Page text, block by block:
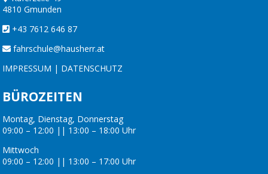
4810 Gmunden
+43 7612 646 87
fahrschule@hausherr.at
IMPRESSUM | DATENSCHUTZ
BÜROZEITEN
Montag, Dienstag, Donnerstag
09:00 – 12:00 || 13:00 – 18:00 Uhr
Mittwoch
09:00 – 12:00 || 13:00 – 17:00 Uhr